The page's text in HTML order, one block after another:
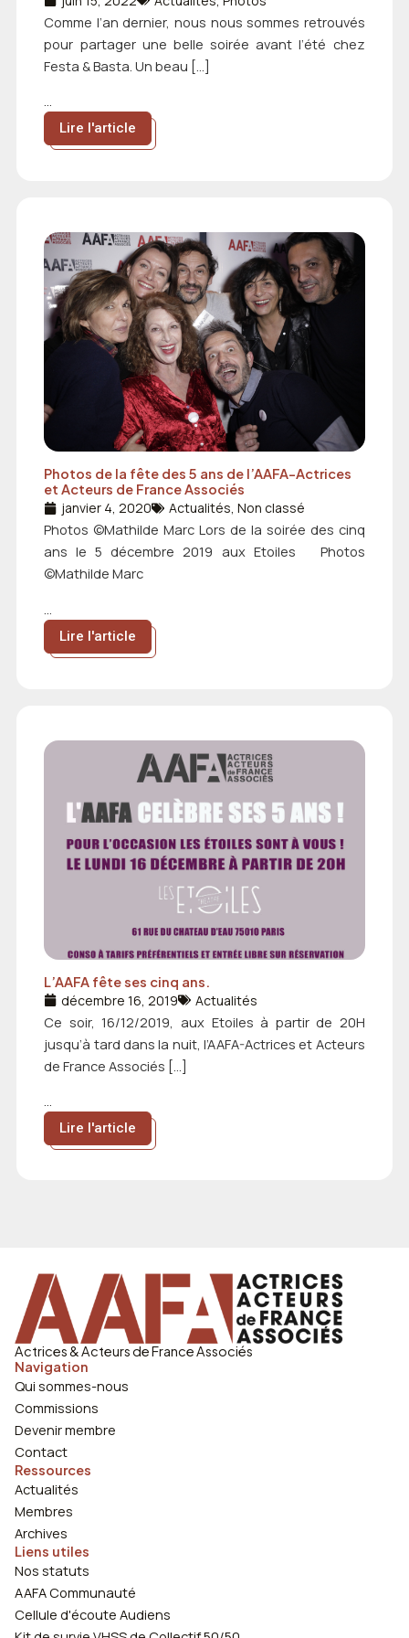
Comme l’an dernier, nous nous sommes retrouvés
pour partager une belle soirée avant l’été chez
Festa & Basta. Un beau […]
...
Lire l'article
Photos de la fête des 5 ans de l’AAFA-Actrices
et Acteurs de France Associés
janvier 4, 2020 Actualités,Non classé
Photos ©Mathilde Marc Lors de la soirée des cinq
ans le 5 décembre 2019 aux Etoiles Photos
©Mathilde Marc
Lire l'article
L’AAFA fête ses cinq ans.
décembre 16, 2019 Actualités
Ce soir, 16/12/2019, aux Etoiles à partir de 20H
jusqu’à tard dans la nuit, l’AAFA-Actrices et Acteurs
de France Associés […]
...
Lire l'article
Actrices & Acteurs de France Associés
Navigation
Qui sommes-nous
Commissions
Devenir membre
Contact
Ressources
Actualités
Membres
Archives
Liens utiles
Nos statuts
AAFA Communauté
Cellule d'écoute Audiens